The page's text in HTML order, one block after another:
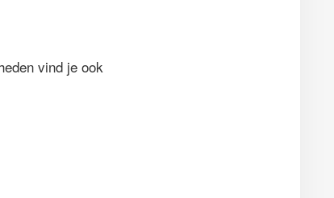
vind je ook